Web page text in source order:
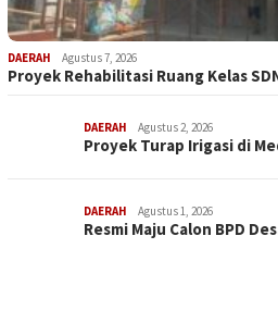
DAERAH Agustus 7, 2026
Proyek Rehabilitasi Ruang Kelas
DAERAH Agustus 2, 2026
Proyek Turap Irigasi di
DAERAH Agustus 1, 2026
Resmi Maju Calon BPD